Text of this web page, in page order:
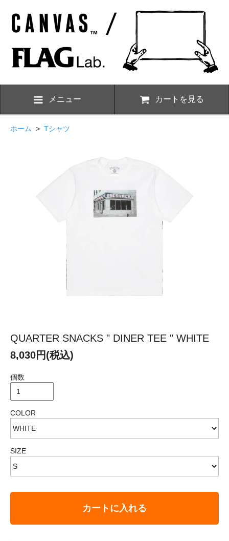
メニュー カートを見る
ホーム > Tシャツ
QUARTER SNACKS " DINER TEE " WHITE
8,030円(税込)
個数
COLOR
SIZE
カートに入れる